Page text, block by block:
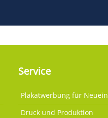
Service
Plakatwerbung für
Druck und Produktion